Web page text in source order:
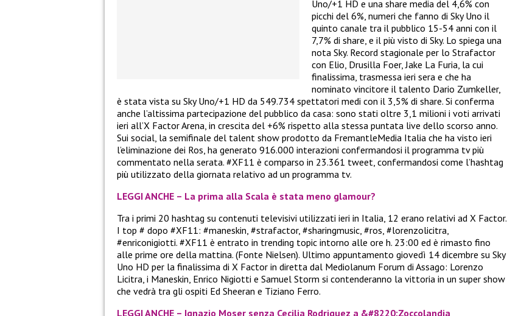
Uno/+1 HD e una share media del 4,6% con
picchi del 6%, numeri che fanno di Sky Uno il
quinto canale tra il pubblico 15-54 anni con il
7,7% di share, e il più visto di Sky. Lo spiega una
nota Sky. Record stagionale per lo Strafactor
con Elio, Drusilla Foer, Jake La Furia, la cui
finalissima, trasmessa ieri sera e che ha
nominato vincitore il talento Dario Zumkeller,
è stata vista su Sky Uno/+1 HD da 549.734 spettatori medi con il 3,5% di share. Si conferma
anche l’altissima partecipazione del pubblico da casa: sono stati oltre 3,1 milioni i voti arrivati
ieri all’X Factor Arena, in crescita del +6% rispetto alla stessa puntata live dello scorso anno.
Sui social, la semifinale del talent show prodotto da FremantleMedia Italia che ha visto ieri
l’eliminazione dei Ros, ha generato 916.000 interazioni confermandosi il programma tv più
commentato nella serata. #XF11 è comparso in 23.361 tweet, confermandosi come l’hashtag
più utilizzato della giornata relativo ad un programma tv.
LEGGI ANCHE – La prima alla Scala è stata meno glamour?
Tra i primi 20 hashtag su contenuti televisivi utilizzati ieri in Italia, 12 erano relativi ad X Factor.
I top # dopo #XF11: #maneskin, #strafactor, #sharingmusic, #ros, #lorenzolicitra,
#enriconigiotti. #XF11 è entrato in trending topic intorno alle ore h. 23:00 ed è rimasto fino
alle prime ore della mattina. (Fonte Nielsen). Ultimo appuntamento giovedì 14 dicembre su Sky
Uno HD per la finalissima di X Factor in diretta dal Mediolanum Forum di Assago: Lorenzo
Licitra, i Maneskin, Enrico Nigiotti e Samuel Storm si contenderanno la vittoria in un super show
che vedrà tra gli ospiti Ed Sheeran e Tiziano Ferro.
LEGGI ANCHE – Ignazio Moser senza Cecilia Rodriguez a &#8220;Zoccolandia